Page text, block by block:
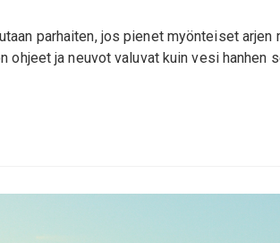
parhaiten, jos pienet myönteiset
ohjeet ja neuvot valuvat kuin vesi hanhen